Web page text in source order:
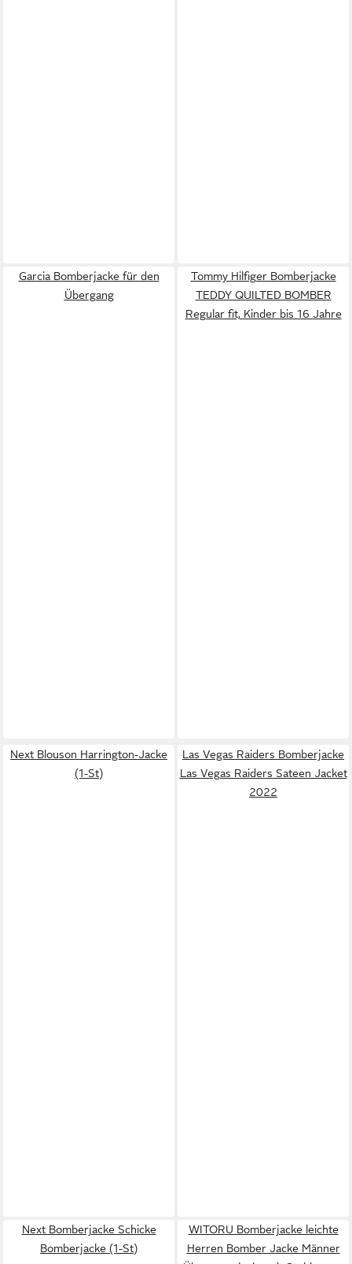
Garcia Bomberjacke für den
Übergang
Tommy Hilfiger Bomberjacke
TEDDY QUILTED BOMBER
Regular fit, Kinder bis 16 Jahre
Next Blouson Harrington-Jacke
(1-St)
Las Vegas Raiders Bomberjacke
Las Vegas Raiders Sateen Jacket
2022
Next Bomberjacke Schicke
Bomberjacke (1-St)
WITORU Bomberjacke leichte
Herren Bomber Jacke Männer